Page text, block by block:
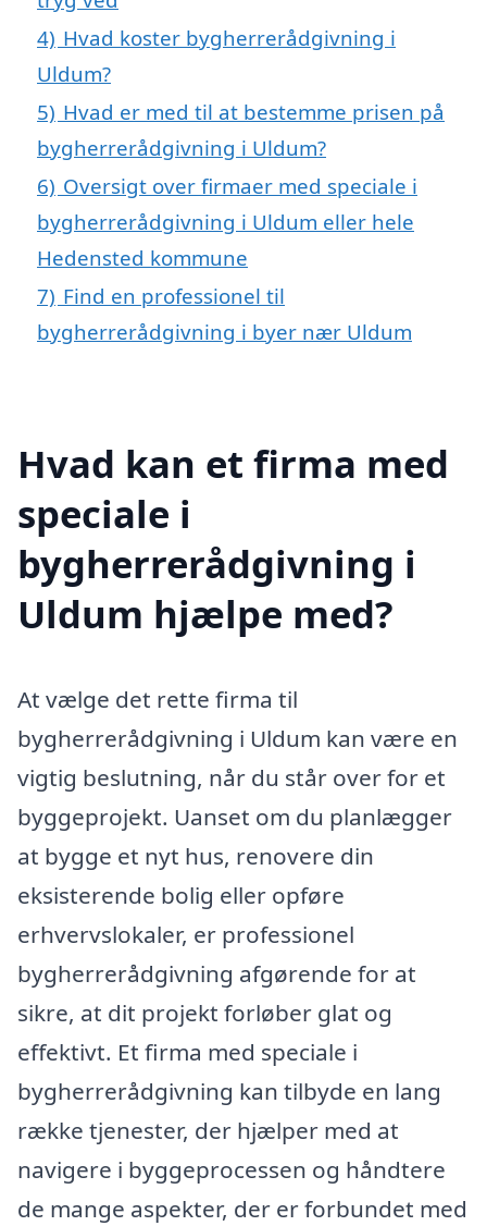
4) Hvad koster bygherrerådgivning i
Uldum?
5) Hvad er med til at bestemme prisen på
bygherrerådgivning i Uldum?
6) Oversigt over firmaer med speciale i
bygherrerådgivning i Uldum eller hele
Hedensted kommune
7) Find en professionel til
bygherrerådgivning i byer nær Uldum
Hvad kan et firma med
speciale i
bygherrerådgivning i
Uldum hjælpe med?
At vælge det rette firma til
bygherrerådgivning i Uldum kan være en
vigtig beslutning, når du står over for et
byggeprojekt. Uanset om du planlægger
at bygge et nyt hus, renovere din
eksisterende bolig eller opføre
erhvervslokaler, er professionel
bygherrerådgivning afgørende for at
sikre, at dit projekt forløber glat og
effektivt. Et firma med speciale i
bygherrerådgivning kan tilbyde en lang
række tjenester, der hjælper med at
navigere i byggeprocessen og håndtere
de mange aspekter, der er forbundet med